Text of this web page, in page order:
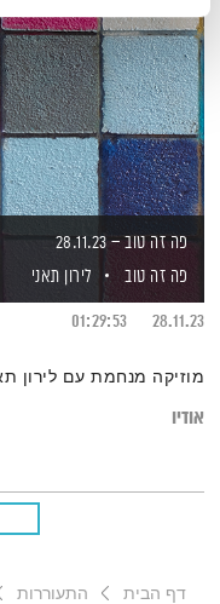
פה זה טוב – 28.11.23
פה זה טוב
לירון תאני
28.11.23
01:29:53
מוזיקה מנחמת עם לירון
אודיו
דף הבית התעוררות